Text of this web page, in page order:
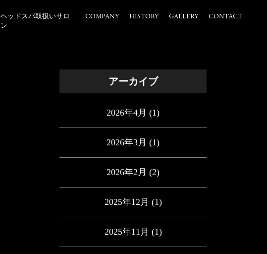
ヘッドスパ取扱いサロ
ン
COMPANY HISTORY GALLERY CONTACT
アーカイブ
2026年4月 (1)
2026年3月 (1)
2026年2月 (2)
2025年12月 (1)
2025年11月 (1)